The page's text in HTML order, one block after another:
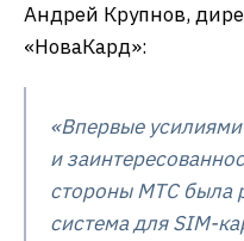
Андрей Крупнов,
«НоваКард»:
«Впервые
и
стороны МТС была
система для SIM-